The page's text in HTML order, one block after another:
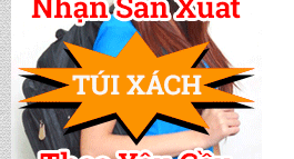
CẶP HỌC SINH MS:
CẶP HỌC SINH MS: